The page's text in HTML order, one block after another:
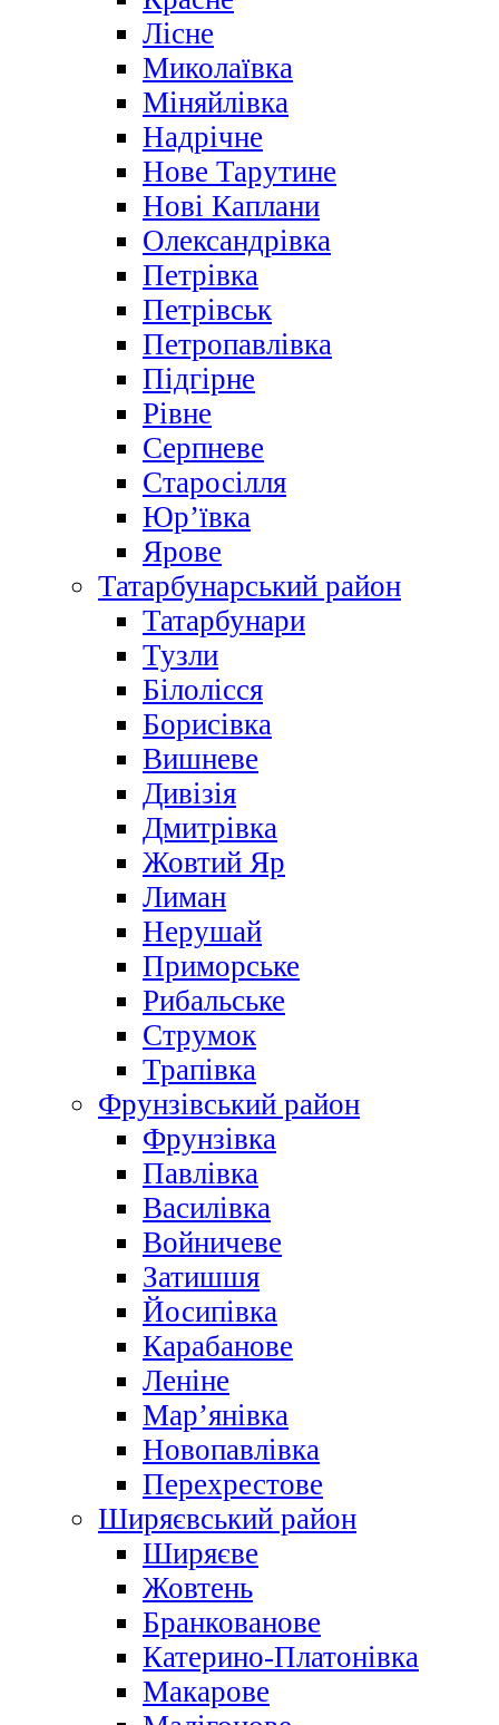
Лісне
Миколаївка
Міняйлівка
Надрічне
Нове Тарутине
Нові Каплани
Олександрівка
Петрівка
Петрівськ
Петропавлівка
Підгірне
Рівне
Серпневе
Старосілля
Юр’ївка
Ярове
Татарбунарський район
Татарбунари
Тузли
Білолісся
Борисівка
Вишневе
Дивізія
Дмитрівка
Жовтий Яр
Лиман
Нерушай
Приморське
Рибальське
Струмок
Трапівка
Фрунзівський район
Фрунзівка
Павлівка
Василівка
Войничеве
Затишшя
Йосипівка
Карабанове
Леніне
Мар’янівка
Новопавлівка
Перехрестове
Ширяєвський район
Ширяєве
Жовтень
Бранкованове
Катерино-Платонівка
Макарове